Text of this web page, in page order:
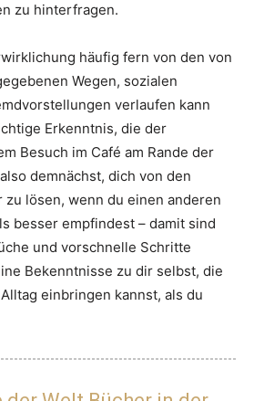
zu hinterfragen.
häufig fern von den von
Wegen, sozialen
verlaufen kann
Erkenntnis, die der
Besuch im Café am Rande der
demnächst, dich von den
lösen, wenn du einen anderen
besser empfindest – damit sind
und vorschnelle Schritte
Bekenntnisse zu dir selbst, die
einbringen kannst, als du